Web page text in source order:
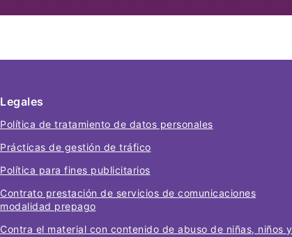
Legales
Política de tratamiento de datos personales
Prácticas de gestión de tráfico
Política para fines publicitarios
Contrato prestación de servicios de comunicaciones
modalidad prepago
Contra el material con contenido de abuso de niñas, niños y